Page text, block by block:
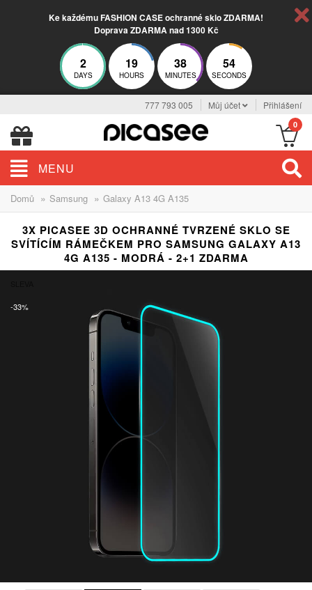
Ke každému FASHION CASE ochranné sklo ZDARMA!
Doprava ZDARMA nad 1300 Kč
2
DAYS
19
HOURS
38
MINUTES
53
SECONDS
777 793 005 Můj účet Přihlášení
0
MENU
Domů » Samsung » Galaxy A13 4G A135
3X PICASEE 3D OCHRANNÉ TVRZENÉ SKLO SE
SVÍTÍCÍM RÁMEČKEM PRO SAMSUNG GALAXY A13
4G A135 - MODRÁ - 2+1 ZDARMA
-33%